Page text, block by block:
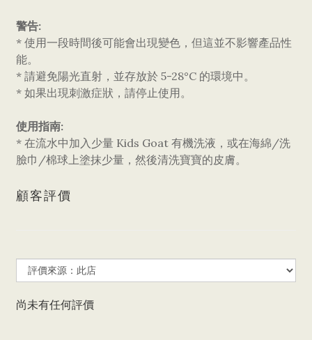
警告:
* 使用一段時間後可能會出現變色，但這並不影響產品性
能。
* 請避免陽光直射，並存放於 5-28°C 的環境中。
* 如果出現刺激症狀，請停止使用。
使用指南:
* 在流水中加入少量 Kids Goat 有機洗液，或在海綿/洗
臉巾/棉球上塗抹少量，然後清洗寶寶的皮膚。
顧客評價
尚未有任何評價